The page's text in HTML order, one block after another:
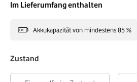
Im Lieferumfang enthalten
Akkukapazität von mindestens 85 %
Zustand